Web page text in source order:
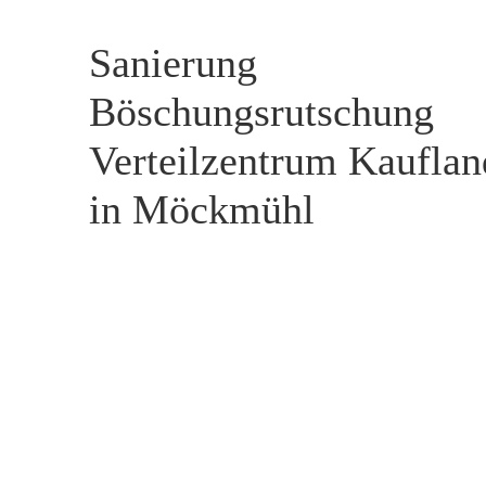
Sanierung
Böschungsrutschung
Verteilzentrum
in Möckmühl